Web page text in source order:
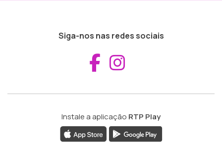
Siga-nos nas redes sociais
Aceder ao
Instale a aplicação RTP Play